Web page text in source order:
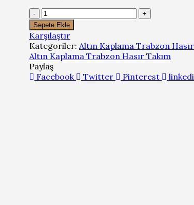
Askılı
Model
Altın
Kaplama
Trabzon
Hasır
Takım
adet
Sepete Ekle
Karşılaştır
Kategoriler: Altın Kaplama Trabzon
Altın Kaplama Trabzon Hasır Takım
Paylaş
Facebook
Twitter Pinterest